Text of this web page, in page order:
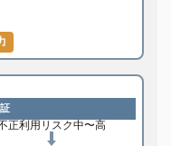
正利用リスク中〜高